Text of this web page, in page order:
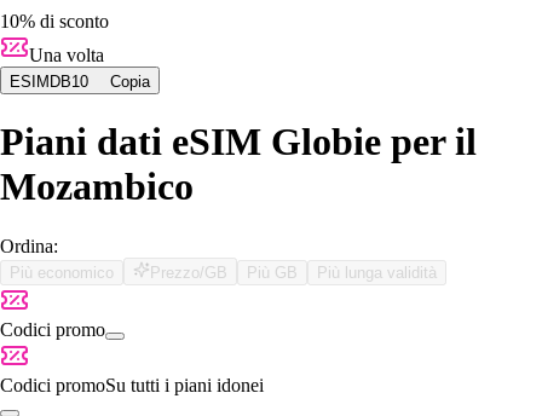
10% di sconto
Una volta
ESIMDB10 Copia
Piani dati eSIM Globie per il
Mozambico
Ordina:
Più economico Prezzo/GB Più GB Più lunga validità
Codici promo
Codici promoSu tutti i piani idonei